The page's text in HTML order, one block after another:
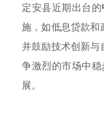
定安县近期出台的
施，如低息贷款
并鼓励技术创新
争激烈的市场中
展。